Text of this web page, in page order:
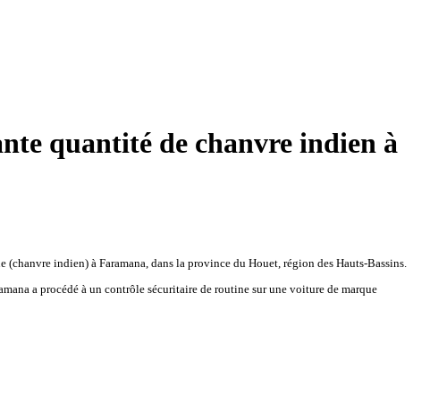
quantité de chanvre indien à
indien) à Faramana, dans la province du Houet, région des Hauts-Bassins.
a procédé à un contrôle sécuritaire de routine sur une voiture de marque